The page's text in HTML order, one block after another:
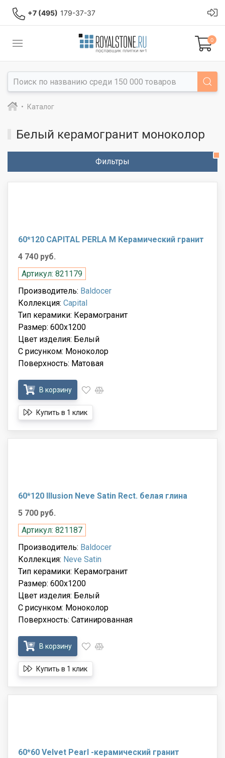
+7 (495) 179-37-37
0
Каталог
Белый керамогранит моноколор
Фильтры
60*120 CAPITAL PERLA M Керамический гранит
4 740 руб.
Артикул: 821179
Производитель: Baldocer
Коллекция: Capital
Тип керамики: Керамогранит
Размер: 600x1200
Цвет изделия: Белый
С рисунком: Моноколор
Поверхность: Матовая
В корзину
Купить в 1 клик
60*120 Illusion Neve Satin Rect. белая глина
5 700 руб.
Артикул: 821187
Производитель: Baldocer
Коллекция: Neve Satin
Тип керамики: Керамогранит
Размер: 600x1200
Цвет изделия: Белый
С рисунком: Моноколор
Поверхность: Сатинированная
В корзину
Купить в 1 клик
60*60 Velvet Pearl -керамический гранит